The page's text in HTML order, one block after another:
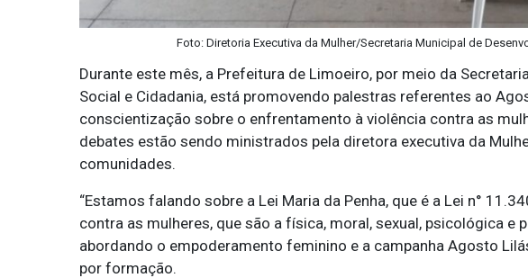
Foto: Diretoria Executiva da Mulher/Secretaria Municipal de
Durante este mês, a Prefeitura de Limoeiro, por meio da
Social e Cidadania, está promovendo palestras referentes ao
conscientização sobre o enfrentamento à violência contra as
debates estão sendo ministrados pela diretora executiva da
comunidades.
“Estamos falando sobre a Lei Maria da Penha, que é a Lei n°
contra as mulheres, que são a física, moral, sexual, psicológica e
abordando o empoderamento feminino e a campanha Agosto
por formação.